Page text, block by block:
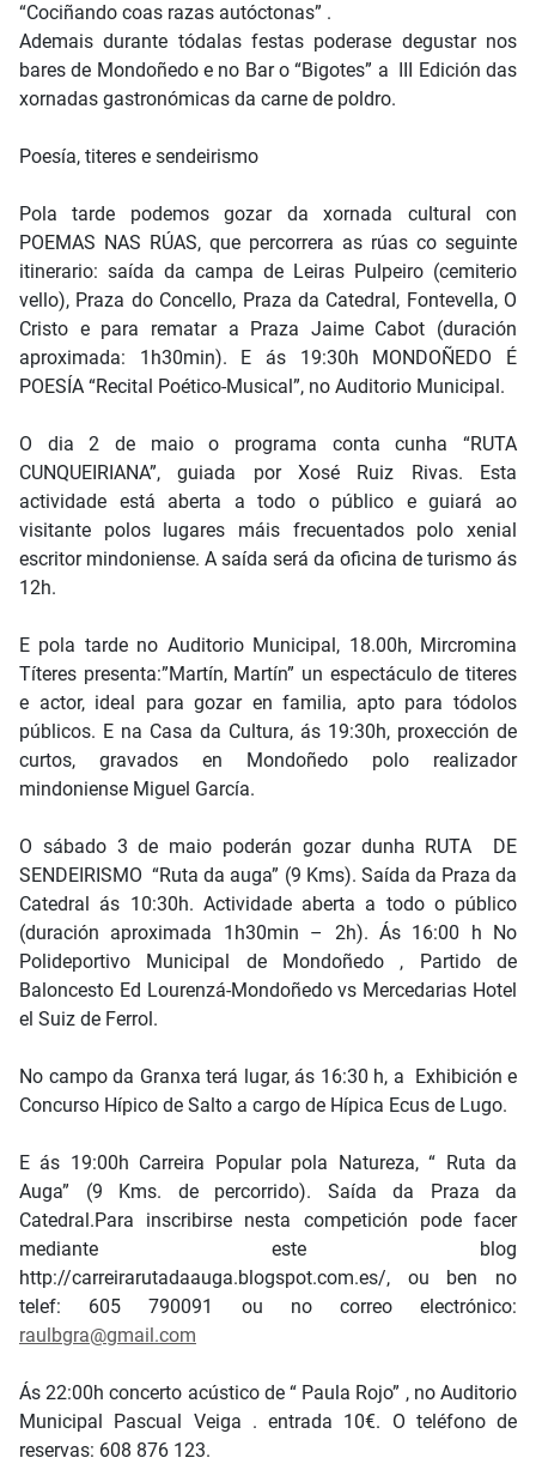
“Cociñando coas razas autóctonas” .
Ademais durante tódalas festas poderase degustar nos
bares de Mondoñedo e no Bar o “Bigotes” a III Edición das
xornadas gastronómicas da carne de poldro.
Poesía, titeres e sendeirismo
Pola tarde podemos gozar da xornada cultural con
POEMAS NAS RÚAS, que percorrera as rúas co seguinte
itinerario: saída da campa de Leiras Pulpeiro (cemiterio
vello), Praza do Concello, Praza da Catedral, Fontevella, O
Cristo e para rematar a Praza Jaime Cabot (duración
aproximada: 1h30min). E ás 19:30h MONDOÑEDO É
POESÍA “Recital Poético-Musical”, no Auditorio Municipal.
O dia 2 de maio o programa conta cunha “RUTA
CUNQUEIRIANA”, guiada por Xosé Ruiz Rivas. Esta
actividade está aberta a todo o público e guiará ao
visitante polos lugares máis frecuentados polo xenial
escritor mindoniense. A saída será da oficina de turismo ás
12h.
E pola tarde no Auditorio Municipal, 18.00h, Mircromina
Títeres presenta:”Martín, Martín” un espectáculo de titeres
e actor, ideal para gozar en familia, apto para tódolos
públicos. E na Casa da Cultura, ás 19:30h, proxección de
curtos, gravados en Mondoñedo polo realizador
mindoniense Miguel García.
O sábado 3 de maio poderán gozar dunha RUTA DE
SENDEIRISMO “Ruta da auga” (9 Kms). Saída da Praza da
Catedral ás 10:30h. Actividade aberta a todo o público
(duración aproximada 1h30min – 2h). Ás 16:00 h No
Polideportivo Municipal de Mondoñedo , Partido de
Baloncesto Ed Lourenzá-Mondoñedo vs Mercedarias Hotel
el Suiz de Ferrol.
No campo da Granxa terá lugar, ás 16:30 h, a Exhibición e
Concurso Hípico de Salto a cargo de Hípica Ecus de Lugo.
E ás 19:00h Carreira Popular pola Natureza, “ Ruta da
Auga” (9 Kms. de percorrido). Saída da Praza da
Catedral.Para inscribirse nesta competición pode facer
mediante este blog
http://carreirarutadaauga.blogspot.com.es/, ou ben no
telef: 605 790091 ou no correo electrónico:
raulbgra@gmail.com
Ás 22:00h concerto acústico de “ Paula Rojo” , no Auditorio
Municipal Pascual Veiga . entrada 10€. O teléfono de
reservas: 608 876 123.